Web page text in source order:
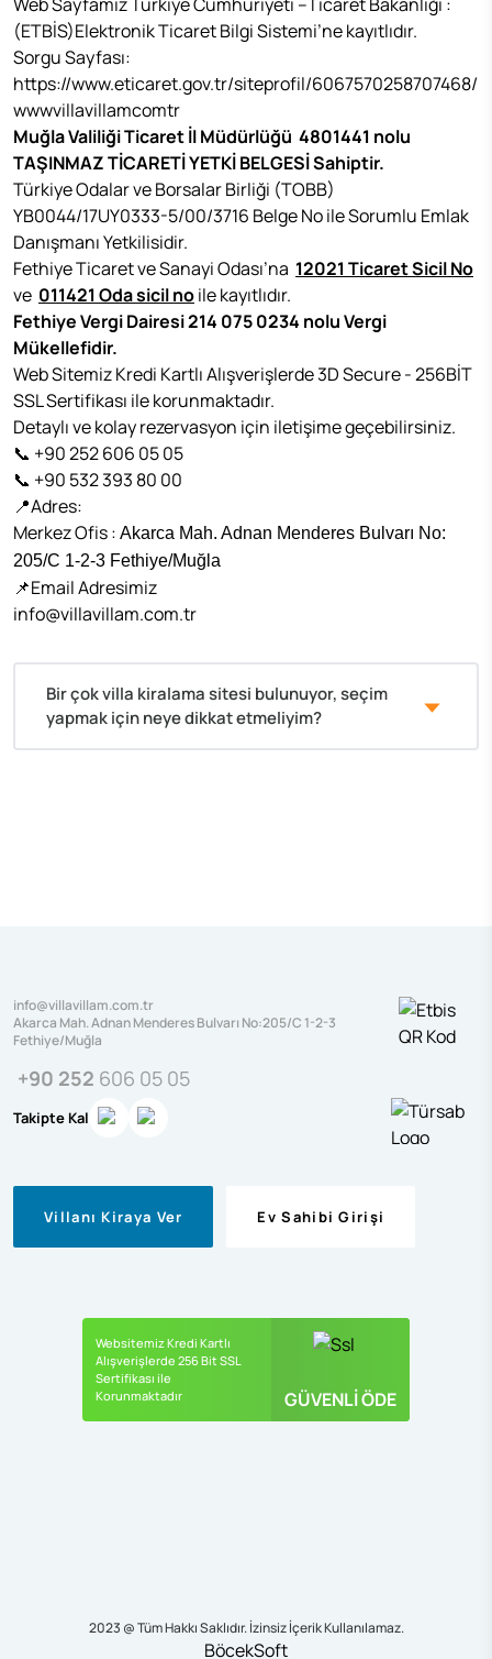
(ETBİS)Elektronik Ticaret Bilgi Sistemi’ne kayıtlıdır.
Sorgu Sayfası:
https://www.eticaret.gov.tr/siteprofil/6067570258707468/
wwwvillavillamcomtr
Muğla Valiliği Ticaret İl Müdürlüğü 4801441 nolu
TAŞINMAZ TİCARETİ YETKİ BELGESİ Sahiptir.
Türkiye Odalar ve Borsalar Birliği (TOBB)
YB0044/17UY0333-5/00/3716 Belge No ile Sorumlu Emlak
Danışmanı Yetkilisidir.
Fethiye Ticaret ve Sanayi Odası’na 12021 Ticaret Sicil No
ve 011421 Oda sicil noile kayıtlıdır.
Fethiye Vergi Dairesi 214 075 0234 nolu Vergi
Mükellefidir.
Web Sitemiz Kredi Kartlı Alışverişlerde 3D Secure - 256BİT
SSL Sertifikası ile korunmaktadır.
Detaylı ve kolay rezervasyon için iletişime geçebilirsiniz.
📞 +90 252 606 05 05
📞 +90 532 393 80 00
📍Adres:
Merkez Ofis : Akarca Mah. Adnan Menderes Bulvarı No:
205/C 1-2-3 Fethiye/Muğla
📌Email Adresimiz
info@villavillam.com.tr
Bir çok villa kiralama sitesi bulunuyor, seçim
yapmak için neye dikkat etmeliyim?
info@villavillam.com.tr
Akarca Mah. Adnan Menderes Bulvarı No:205/C 1-2-3
Fethiye/Muğla
+90 252 606 05 05
Takipte Kal
Villanı Kiraya Ver Ev Sahibi Girişi
Websitemiz Kredi Kartlı
Alışverişlerde 256 Bit SSL
Sertifikası ile
Korunmaktadır
GÜVENLİ ÖDE
2023 @ Tüm Hakkı Saklıdır. İzinsiz İçerik Kullanılamaz.
BöcekSoft